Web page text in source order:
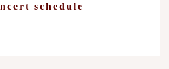
schedule